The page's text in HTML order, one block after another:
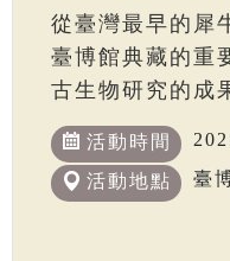
從臺灣最早的犀
臺博館典藏的重
古生物研究的成
活動時間
活動地點 臺